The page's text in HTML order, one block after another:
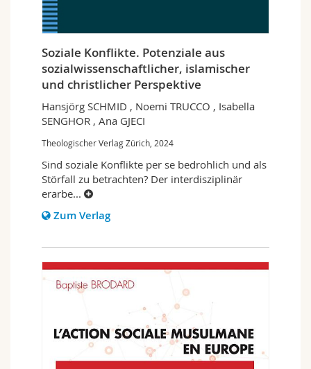
Soziale Konflikte. Potenziale aus
sozialwissenschaftlicher, islamischer
und christlicher Perspektive
Hansjörg SCHMID , Noemi TRUCCO , Isabella
SENGHOR , Ana GJECI
Theologischer Verlag Zürich, 2024
Sind soziale Konflikte per se bedrohlich und als
Störfall zu betrachten? Der interdisziplinär
erarbe...
Zum Verlag